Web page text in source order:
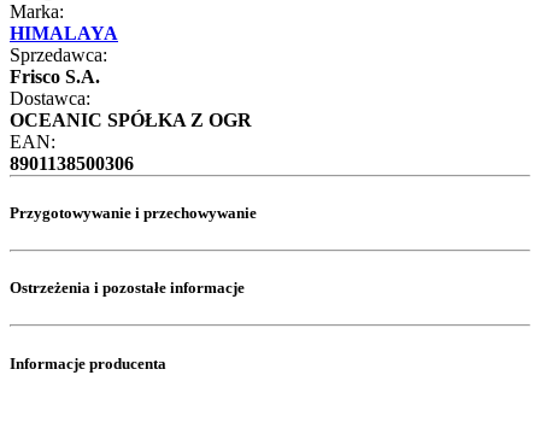
Marka:
HIMALAYA
Sprzedawca:
Frisco S.A.
Dostawca:
OCEANIC SPÓŁKA Z OGR
EAN:
8901138500306
Przygotowywanie i przechowywanie
Ostrzeżenia i pozostałe informacje
Informacje producenta